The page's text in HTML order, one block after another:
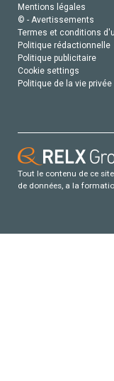
Mentions légales
© - Avertissements
Termes et conditions
Politique rédactionnelle
Politique publicitaire
Cookie settings
Politique de la vie privée
Tout le contenu de ce
de données, a la